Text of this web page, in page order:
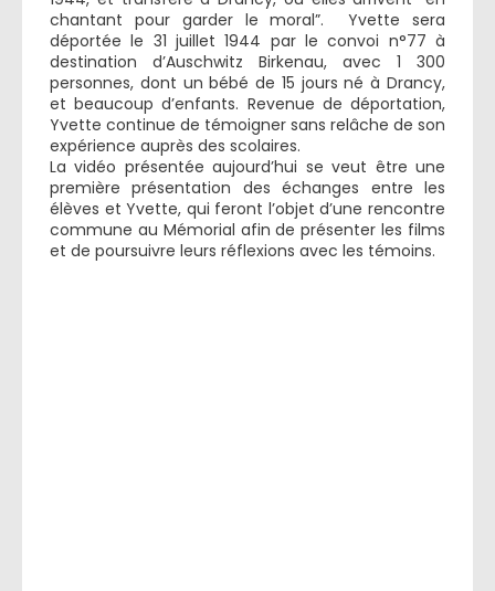
chantant pour garder le moral”. Yvette sera
déportée le 31 juillet 1944 par le convoi n°77 à
destination d’Auschwitz Birkenau, avec 1 300
personnes, dont un bébé de 15 jours né à Drancy,
et beaucoup d’enfants. Revenue de déportation,
Yvette continue de témoigner sans relâche de son
expérience auprès des scolaires.
La vidéo présentée aujourd’hui se veut être une
première présentation des échanges entre les
élèves et Yvette, qui feront l’objet d’une rencontre
commune au Mémorial afin de présenter les films
et de poursuivre leurs réflexions avec les témoins.